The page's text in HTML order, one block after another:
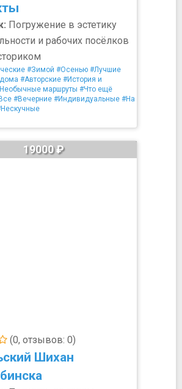
Погружение в эстетику
и рабочих посёлков
#Зимой #Осенью #Лучшие
#Авторские #История и
маршруты #Что ещё
#Вечерние #Индивидуальные #На
(0, отзывов: 0)
Шихан
19000 ₽